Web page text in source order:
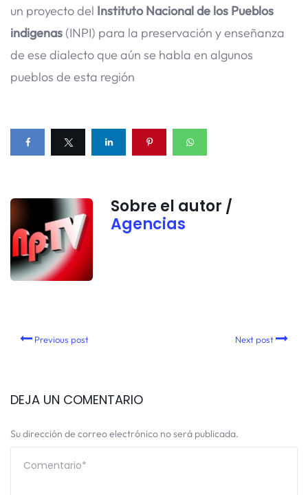
un proyecto del Instituto Nacional de los Pueblos
indigenas (INPI) para la preservación y enseñanza
de ese dialecto que aún se habla en algunos
pueblos de esta región
Sobre el autor /
Agencias
Previous post Next post
DEJA UN COMENTARIO
Su dirección de correo electrónico no será publicada.